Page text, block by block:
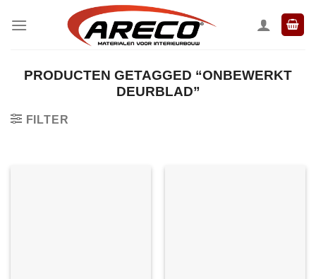
naar
PRODUCTEN GETAGGED “ONBEWERKT
DEURBLAD”
FILTER